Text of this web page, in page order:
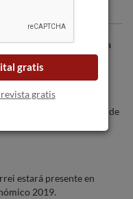
C.R.D.O. Monterrei y la
visitan el viñedo
Monterrei.
la primera Gran Maison de
estará presente en
2019.
gratis
gratis